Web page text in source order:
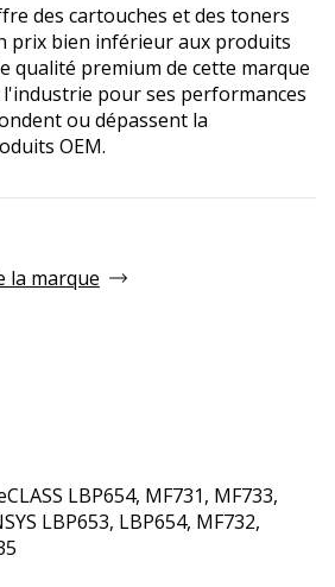
des cartouches et des toners
prix bien inférieur aux produits
qualité premium de cette marque
pour ses performances
ou dépassent la
OEM.
la marque
LBP654, MF731, MF733,
LBP653, LBP654, MF732,